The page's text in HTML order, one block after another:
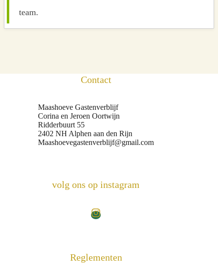
team.
Contact
Maashoeve Gastenverblijf
Corina en Jeroen Oortwijn
Ridderbuurt 55
2402 NH Alphen aan den Rijn
Maashoevegastenverblijf@gmail.com
volg ons op instagram
Reglementen